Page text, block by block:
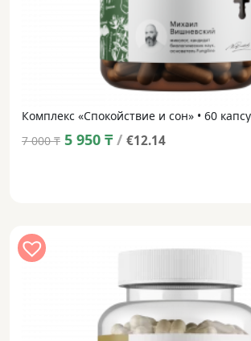
Комплекс «Спокойствие и сон» • 60
7 000₸ Original
5 950 ₸Current
/ €12.14